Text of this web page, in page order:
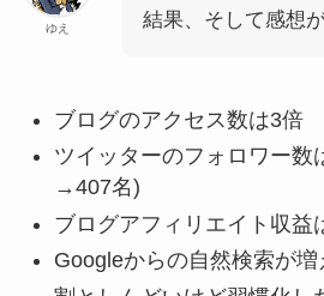
ゆえ
結果、そして感想
ブログのアクセス数は3倍
ツイッターのフォロワー数
→407名)
ブログアフィリエイト収益
Googleからの自然検索が増